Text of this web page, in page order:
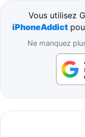
Vous utilisez
iPhoneAddict
Ne manquez